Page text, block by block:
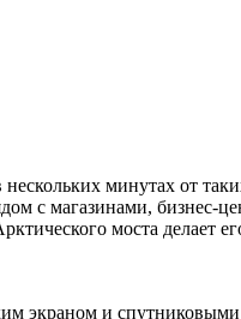
минутах от
с магазинами, бизнес-
моста делает
экраном и